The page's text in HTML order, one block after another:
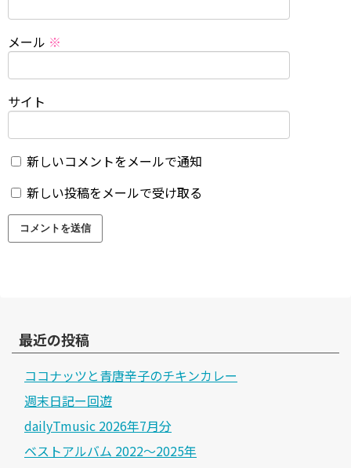
メール ※
サイト
新しいコメントをメールで通知
新しい投稿をメールで受け取る
最近の投稿
ココナッツと青唐辛子のチキンカレー
週末日記ー回遊
dailyTmusic 2026年7月分
ベストアルバム 2022～2025年